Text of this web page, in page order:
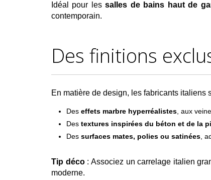
Idéal pour lessalles de bains haut de
contemporain.
Des finitions
En matière de design, les fabricants
Des effets marbre hyperréalistes , aux
Des textures inspirées du béton et de la
Des surfaces mates, polies ou satinées ,
Tip déco: Associez un carrelage italien
moderne.